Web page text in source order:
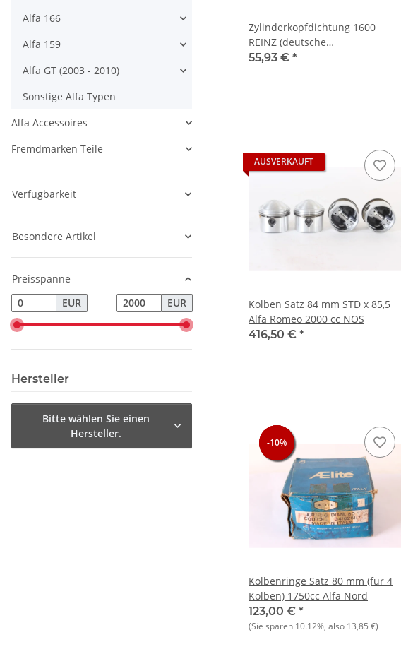
Zylinderkopfdichtung 1600
REINZ (deutsche
Erstausrüsterqualität) NEU
55,93 € *
AUSVERKAUFT
Kolben Satz 84 mm STD x 85,5
Alfa Romeo 2000 cc NOS
416,50 € *
-10%
-10%
-10%
Kolbenringe Satz 80 mm (für 4
Kolben) 1750cc Alfa Nord
123,00 € *
(Sie sparen 10.12%, also 13,85 €)
Alfa 166
Alfa 159
Alfa GT (2003 - 2010)
Sonstige Alfa Typen
Alfa Accessoires
Fremdmarken Teile
Verfügbarkeit
Besondere Artikel
Preisspanne
EUR
EUR
Hersteller
Bitte wählen Sie einen
Hersteller.